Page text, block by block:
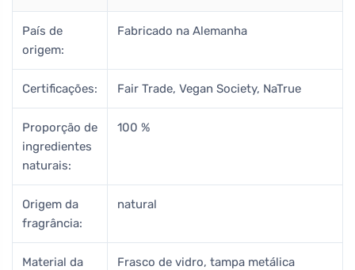
País de
origem:
Fabricado na Alemanha
Certificações: Fair Trade, Vegan Society, NaTrue
Proporção de
ingredientes
naturais:
100 %
Origem da
fragrância:
natural
Material da
Frasco de vidro, tampa metálica